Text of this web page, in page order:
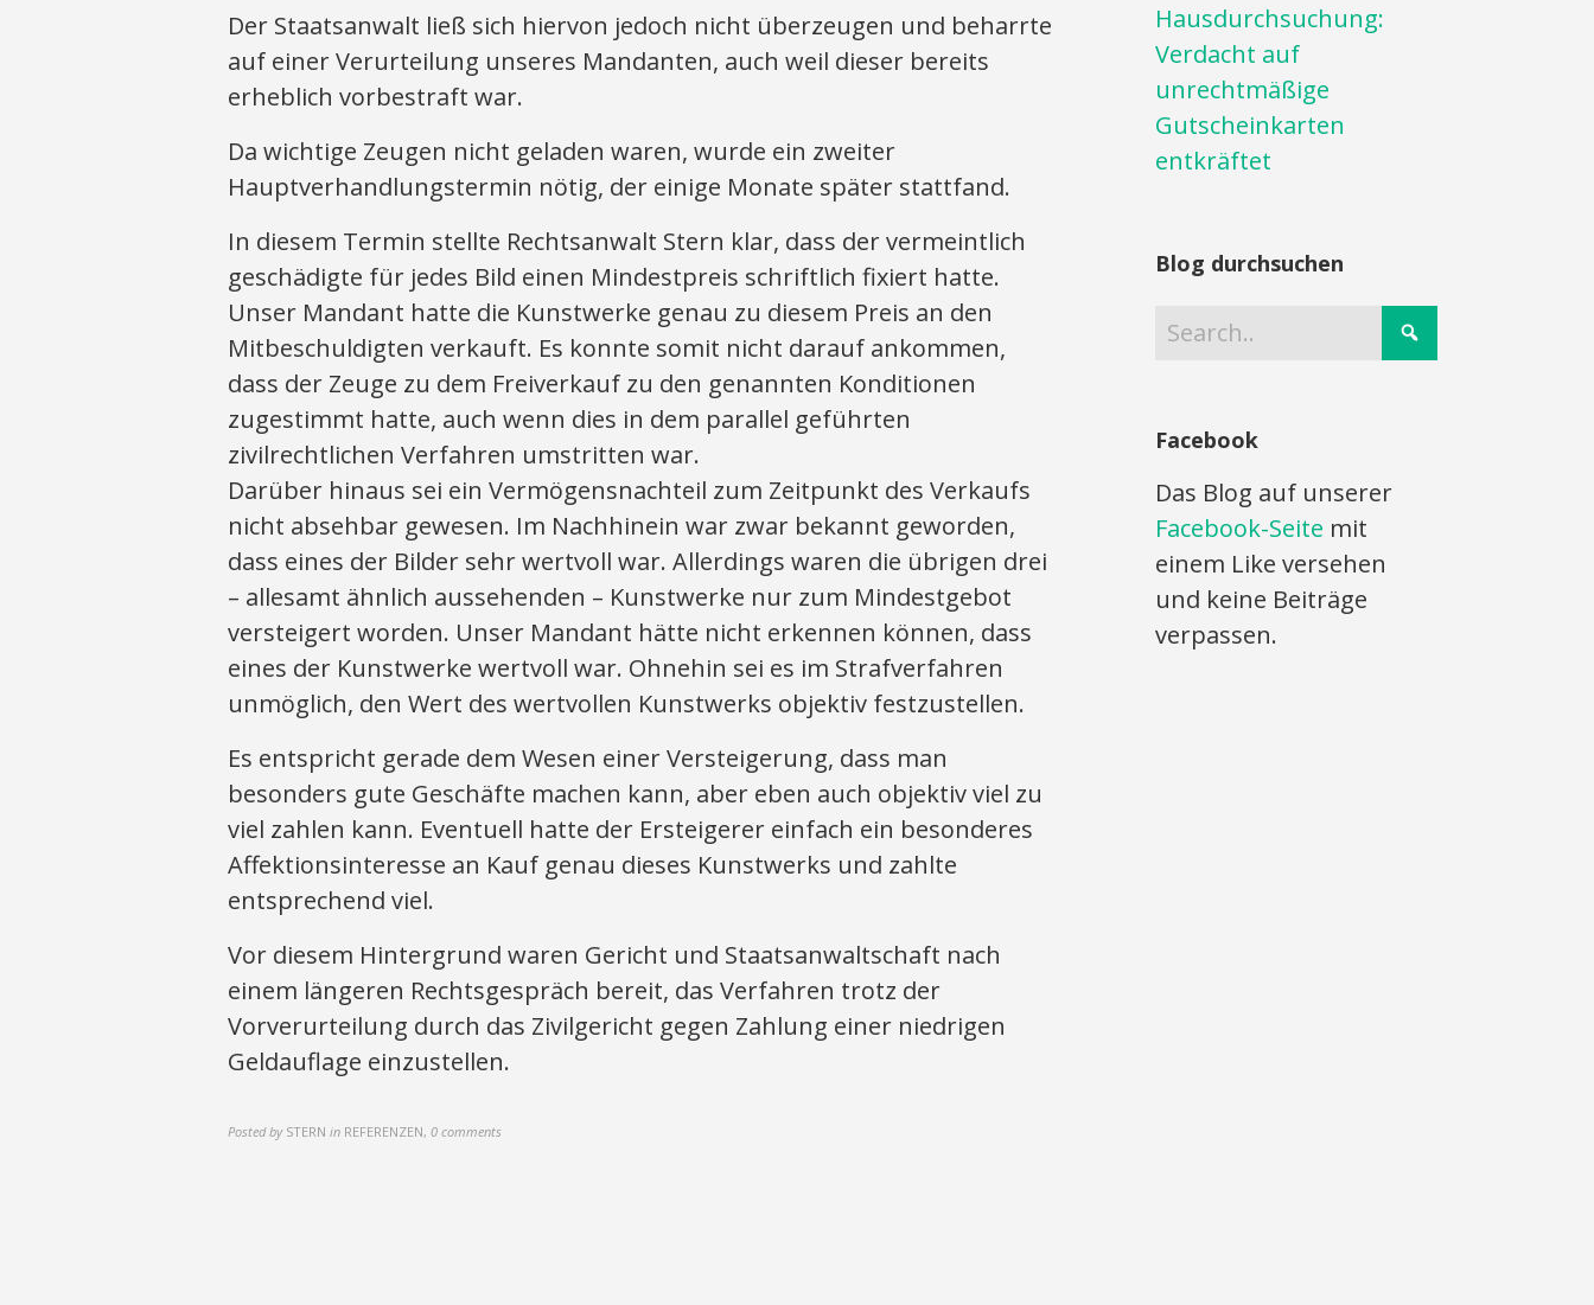
Der Staatsanwalt ließ sich hiervon jedoch nicht überzeugen und beharrte
auf einer Verurteilung unseres Mandanten, auch weil dieser bereits
erheblich vorbestraft war.
Da wichtige Zeugen nicht geladen waren, wurde ein zweiter
Hauptverhandlungstermin nötig, der einige Monate später stattfand.
In diesem Termin stellte Rechtsanwalt Stern klar, dass der vermeintlich
geschädigte für jedes Bild einen Mindestpreis schriftlich fixiert hatte.
Unser Mandant hatte die Kunstwerke genau zu diesem Preis an den
Mitbeschuldigten verkauft. Es konnte somit nicht darauf ankommen,
dass der Zeuge zu dem Freiverkauf zu den genannten Konditionen
zugestimmt hatte, auch wenn dies in dem parallel geführten
zivilrechtlichen Verfahren umstritten war.
Darüber hinaus sei ein Vermögensnachteil zum Zeitpunkt des Verkaufs
nicht absehbar gewesen. Im Nachhinein war zwar bekannt geworden,
dass eines der Bilder sehr wertvoll war. Allerdings waren die übrigen drei
– allesamt ähnlich aussehenden – Kunstwerke nur zum Mindestgebot
versteigert worden. Unser Mandant hätte nicht erkennen können, dass
eines der Kunstwerke wertvoll war. Ohnehin sei es im Strafverfahren
unmöglich, den Wert des wertvollen Kunstwerks objektiv festzustellen.
Es entspricht gerade dem Wesen einer Versteigerung, dass man
besonders gute Geschäfte machen kann, aber eben auch objektiv viel zu
viel zahlen kann. Eventuell hatte der Ersteigerer einfach ein besonderes
Affektionsinteresse an Kauf genau dieses Kunstwerks und zahlte
entsprechend viel.
Vor diesem Hintergrund waren Gericht und Staatsanwaltschaft nach
einem längeren Rechtsgespräch bereit, das Verfahren trotz der
Vorverurteilung durch das Zivilgericht gegen Zahlung einer niedrigen
Geldauflage einzustellen.
Posted by STERN in REFERENZEN, 0 comments
Hausdurchsuchung:
Verdacht auf
unrechtmäßige
Gutscheinkarten
entkräftet
Blog durchsuchen
Facebook
Das Blog auf unserer
Facebook-Seite mit
einem Like versehen
und keine Beiträge
verpassen.